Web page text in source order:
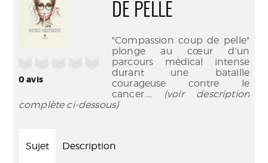
0avis
DE PELLE
"Compassion coup de pelle"
plonge au cœur d’un
parcours médical intense
durant une bataille
courageuse contre le
cancer.... (voir description
complète ci-dessous)
Sujet Description